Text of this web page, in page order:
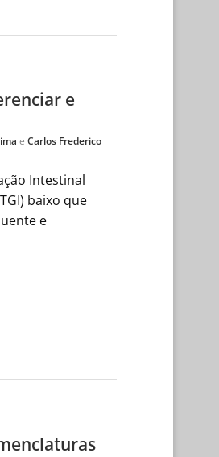
e
e Carlos Frederico
Intestinal
baixo que
e